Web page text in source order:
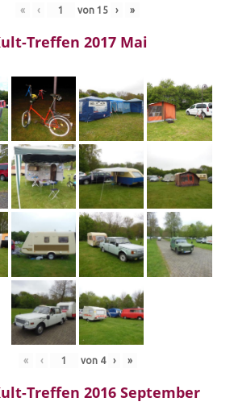
« ‹ von 15 › »
Treffen 2017 Mai
« ‹ von 4 › »
Treffen 2016 September